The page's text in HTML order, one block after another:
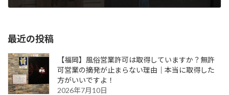
最近の投稿
【福岡】風俗営業許可は取得していますか？無許
可営業の摘発が止まらない理由｜本当に取得した
方がいいですよ！
2026年7月10日